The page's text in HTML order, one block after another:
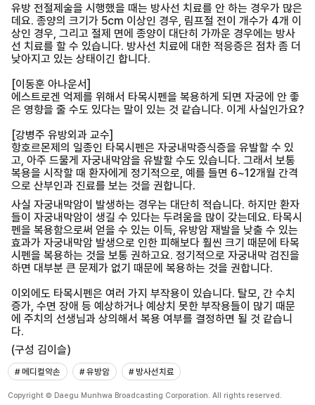
유방 전절제술을 시행했을 때는 방사선 치료를 안 하는 경우가 많은
데요. 종양의 크기가 5cm 이상인 경우, 림프절 전이 개수가 4개 이
상인 경우, 그리고 절제 면에 종양이 대단히 가까운 경우에는 방사
선 치료를 할 수 있습니다. 방사선 치료에 대한 적응증은 점차 좀 더
낮아지고 있는 상태이긴 합니다.
[이동훈 아나운서]
에스트로겐 억제를 위해서 타목시펜을 복용하게 되면 자궁에 안 좋
은 영향을 줄 수도 있다는 말이 있는 것 같습니다. 이게 사실인가요?
[강병주 유방외과 교수]
항호르몬제의 일종인 타목시펜은 자궁내막증식증을 유발할 수 있
고, 아주 드물게 자궁내막암을 유발할 수도 있습니다. 그래서 보통
복용을 시작할 때 환자에게 정기적으로, 예를 들면 6~12개월 간격
으로 산부인과 진료를 보는 것을 권합니다.
사실 자궁내막암이 발생하는 경우는 대단히 적습니다. 하지만 환자
들이 자궁내막암이 생길 수 있다는 두려움을 많이 갖는데요. 타목시
펜을 복용함으로써 얻을 수 있는 이득, 유방암 재발을 낮출 수 있는
효과가 자궁내막암 발생으로 인한 피해보다 훨씬 크기 때문에 타목
시펜을 복용하는 것을 보통 권하고요. 정기적으로 자궁내막 검진을
하면 대부분 큰 문제가 없기 때문에 복용하는 것을 권합니다.
이외에도 타목시펜은 여러 가지 부작용이 있습니다. 탈모, 간 수치
증가, 수면 장애 등 예상하거나 예상치 못한 부작용들이 많기 때문
에 주치의 선생님과 상의해서 복용 여부를 결정하면 될 것 같습니
다.
(구성 김이슬)
# 메디컬약손 # 유방암 # 방사선치료
Copyright © Daegu Munhwa Broadcasting Corporation. All rights reserved.